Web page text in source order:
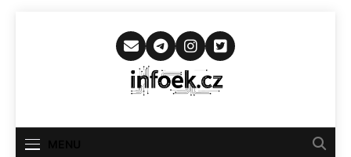
Infoek.cz
Novinkám